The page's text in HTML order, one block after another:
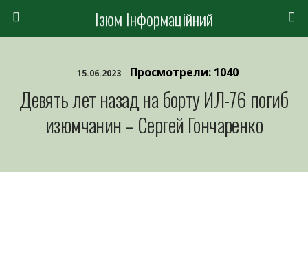
Ізюм Інформаційний
15.06.2023 Просмотрели: 1040
Девять лет назад на борту ИЛ-76 погиб
изюмчанин – Сергей Гончаренко